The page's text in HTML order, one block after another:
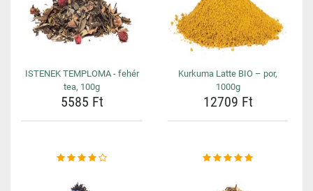
ISTENEK TEMPLOMA - fehér
tea, 100g
5585 Ft
Kurkuma Latte BIO – por,
1000g
12709 Ft